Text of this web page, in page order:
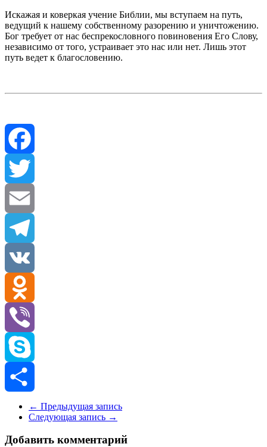
Искажая и коверкая учение Библии, мы вступаем на путь,
ведущий к нашему собственному разорению и уничтожению.
Бог требует от нас беспрекословного повиновения Его Слову,
независимо от того, устраивает это нас или нет. Лишь этот
путь ведет к благословению.
Facebook
Twitter
Email
Telegram
VK
Odnoklassniki
Viber
Skype
Отправить
← Предыдущая запись
Следующая запись →
Добавить комментарий